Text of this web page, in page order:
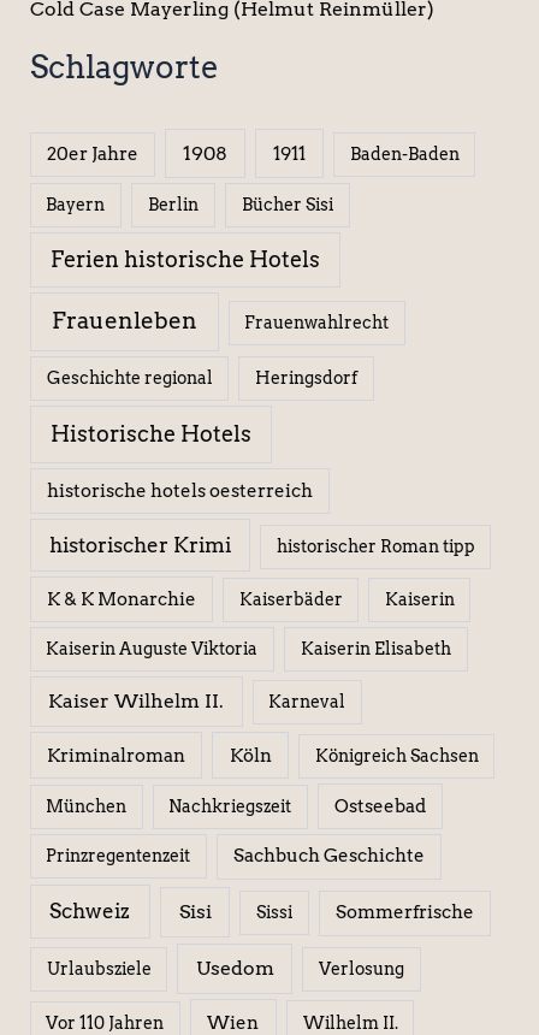
Cold Case Mayerling (Helmut Reinmüller)
Schlagworte
20er Jahre 1908 1911 Baden-Baden
Bayern Berlin Bücher Sisi
Ferien historische Hotels
Frauenleben Frauenwahlrecht
Geschichte regional Heringsdorf
Historische Hotels
historische hotels oesterreich
historischer Krimi historischer Roman tipp
K & K Monarchie Kaiserbäder Kaiserin
Kaiserin Auguste Viktoria Kaiserin Elisabeth
Kaiser Wilhelm II. Karneval
Kriminalroman Köln Königreich Sachsen
München Nachkriegszeit Ostseebad
Prinzregentenzeit Sachbuch Geschichte
Schweiz Sisi Sissi Sommerfrische
Urlaubsziele Usedom Verlosung
Vor 110 Jahren Wien Wilhelm II.